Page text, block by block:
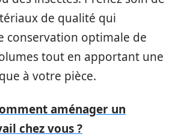
de qualité qui
conservation optimale de
tout en apportant une
à votre pièce.
aménager un
chez vous ?